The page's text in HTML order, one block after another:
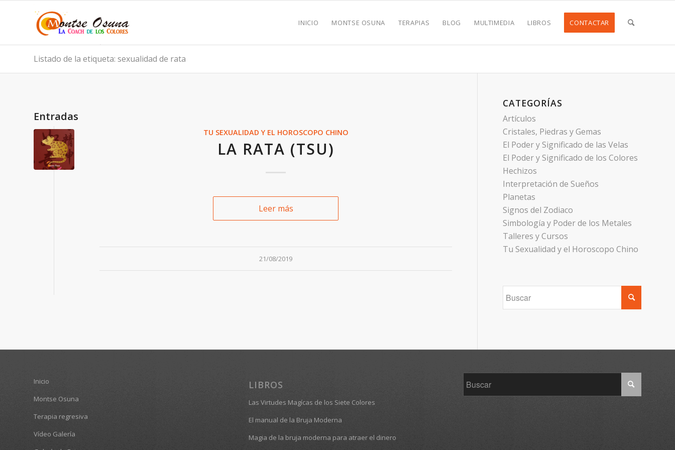
INICIO MONTSE OSUNA TERAPIAS BLOG MULTIMEDIA LIBROS CONTACTAR
Listado de la etiqueta: sexualidad de rata
Entradas
TU SEXUALIDAD Y EL HOROSCOPO CHINO
LA RATA (TSU)
Leer más
21/08/2019
CATEGORÍAS
Artículos
Cristales, Piedras y Gemas
El Poder y Significado de las Velas
El Poder y Significado de los Colores
Hechizos
Interpretación de Sueños
Planetas
Signos del Zodiaco
Simbología y Poder de los Metales
Talleres y Cursos
Tu Sexualidad y el Horoscopo Chino
Inicio
Montse Osuna
Terapia regresiva
Vídeo Galería
LIBROS
Las Virtudes Magícas de los Siete Colores
El manual de la Bruja Moderna
Magia de la bruja moderna para atraer el dinero